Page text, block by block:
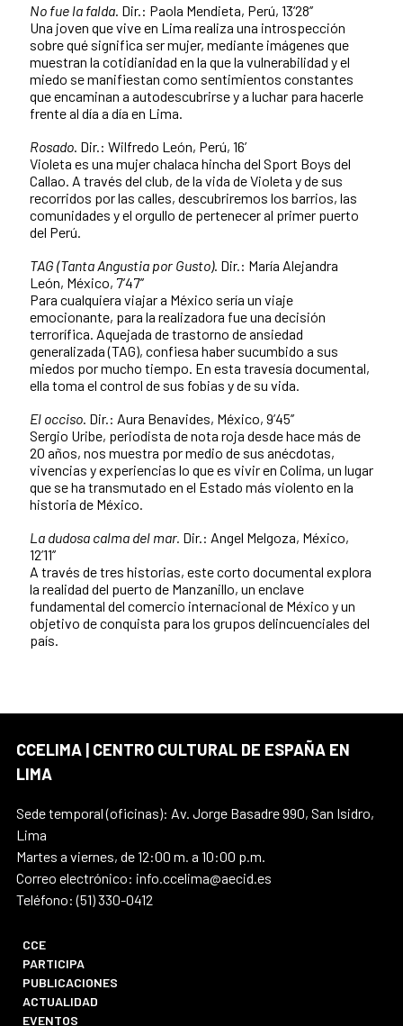
No fue la falda . Dir.: Paola Mendieta, Perú, 13’28’’
Una joven que vive en Lima realiza una introspección
sobre qué significa ser mujer, mediante imágenes que
muestran la cotidianidad en la que la vulnerabilidad y el
miedo se manifiestan como sentimientos constantes
que encaminan a autodescubrirse y a luchar para hacerle
frente al día a día en Lima.
Rosado . Dir.: Wilfredo León, Perú, 16’
Violeta es una mujer chalaca hincha del Sport Boys del
Callao. A través del club, de la vida de Violeta y de sus
recorridos por las calles, descubriremos los barrios, las
comunidades y el orgullo de pertenecer al primer puerto
del Perú.
TAG (Tanta Angustia por Gusto). Dir.: María Alejandra
León, México, 7’47’’
Para cualquiera viajar a México sería un viaje
emocionante, para la realizadora fue una decisión
terrorífica. Aquejada de trastorno de ansiedad
generalizada (TAG), confiesa haber sucumbido a sus
miedos por mucho tiempo. En esta travesía documental,
ella toma el control de sus fobias y de su vida.
El occiso . Dir.: Aura Benavides, México, 9’45’’
Sergio Uribe, periodista de nota roja desde hace más de
20 años, nos muestra por medio de sus anécdotas,
vivencias y experiencias lo que es vivir en Colima, un lugar
que se ha transmutado en el Estado más violento en la
historia de México.
La dudosa calma del mar. Dir.: Angel Melgoza, México,
12’11’’
A través de tres historias, este corto documental explora
la realidad del puerto de Manzanillo, un enclave
fundamental del comercio internacional de México y un
objetivo de conquista para los grupos delincuenciales del
país.
CCELIMA | CENTRO CULTURAL DE ESPAÑA EN
LIMA
Sede temporal (oficinas): Av. Jorge Basadre 990, San Isidro,
Lima
Martes a viernes, de 12:00 m. a 10:00 p.m.
Correo electrónico: info.ccelima@aecid.es
Teléfono: (51) 330-0412
CCE
PARTICIPA
PUBLICACIONES
ACTUALIDAD
EVENTOS